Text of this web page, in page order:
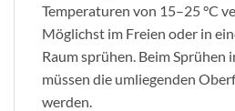
Temperaturen von 15–25 °C
Möglichst im Freien oder in
Raum sprühen. Beim Sprühen
müssen die umliegenden
werden.